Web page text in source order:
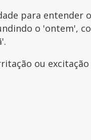
para entender
o 'ontem',
ou excitação